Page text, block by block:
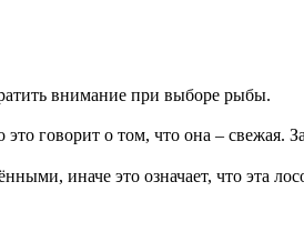
внимание при выборе рыбы.
говорит о том, что она –
иначе это означает, что эта